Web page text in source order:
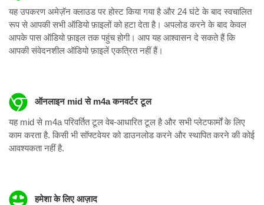
यह उपकरण अमेज़ॅन क्लाउड पर होस्ट किया गया है और 24 घंटे के बाद स्वचालित
रूप से आपकी सभी ऑडियो फ़ाइलों को हटा देता है। अपलोड करने के बाद केवल
आपके पास ऑडियो फ़ाइल तक पहुंच होगी। आप यह आश्वासन दे सकते हैं कि
आपकी संवेदनशील ऑडियो फ़ाइलें एकत्रित नहीं हैं।
ऑनलाइन mid से m4a कनवर्टर टूल
यह mid से m4a परिवर्तित टूल वेब-आधारित टूल है और सभी प्लेटफार्मों के लिए
काम करता है. किसी भी सॉफ्टवेयर को डाउनलोड करने और स्थापित करने की कोई
आवश्यकता नहीं है.
हमेशा के लिए आज़ाद